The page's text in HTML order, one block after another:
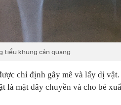
tiểu khung cản quang
chỉ định gây mê và lấy dị
là mặt dây chuyền và cho bé